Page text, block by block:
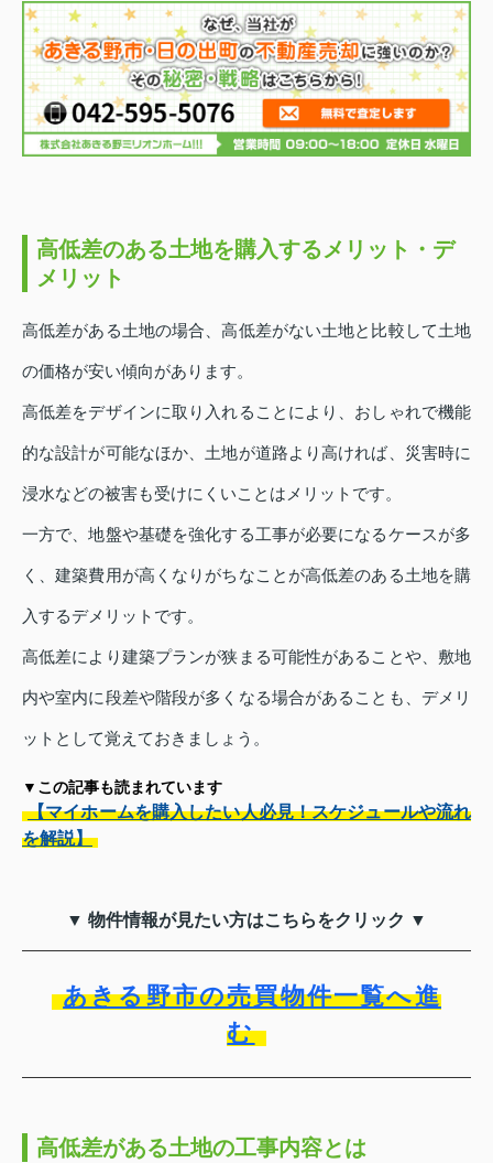
高低差のある土地を購入するメリット・デ
メリット
高低差がある土地の場合、高低差がない土地と比較して土地
の価格が安い傾向があります。
高低差をデザインに取り入れることにより、おしゃれで機能
的な設計が可能なほか、土地が道路より高ければ、災害時に
浸水などの被害も受けにくいことはメリットです。
一方で、地盤や基礎を強化する工事が必要になるケースが多
く、建築費用が高くなりがちなことが高低差のある土地を購
入するデメリットです。
高低差により建築プランが狭まる可能性があることや、敷地
内や室内に段差や階段が多くなる場合があることも、デメリ
ットとして覚えておきましょう。
▼この記事も読まれています
【マイホームを購入したい人必見！スケジュールや流れ
を解説】
▼ 物件情報が見たい方はこちらをクリック ▼
あきる野市の売買物件一覧へ進
む
高低差がある土地の工事内容とは